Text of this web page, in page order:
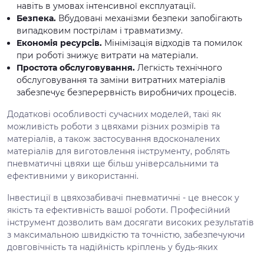
навіть в умовах інтенсивної експлуатації.
Безпека. Вбудовані механізми безпеки запобігають
випадковим пострілам і травматизму.
Економія ресурсів. Мінімізація відходів та помилок
при роботі знижує витрати на матеріали.
Простота обслуговування. Легкість технічного
обслуговування та заміни витратних матеріалів
забезпечує безперервність виробничих процесів.
Додаткові особливості сучасних моделей, такі як
можливість роботи з цвяхами різних розмірів та
матеріалів, а також застосування вдосконалених
матеріалів для виготовлення інструменту, роблять
пневматичні цвяхи ще більш універсальними та
ефективними у використанні.
Інвестиції в цвяхозабивачі пневматичні - це внесок у
якість та ефективність вашої роботи. Професійний
інструмент дозволить вам досягати високих результатів
з максимальною швидкістю та точністю, забезпечуючи
довговічність та надійність кріплень у будь-яких